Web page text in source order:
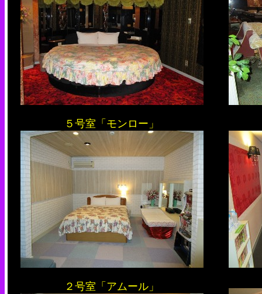
５号室「モンロー」
２号室「アムール」